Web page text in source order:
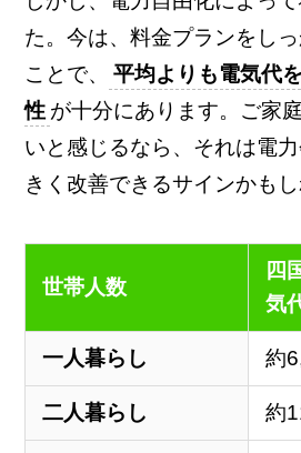
た。今は、料金プランをし
ことで、
平均よりも電気代
性 が十分にあります。ご家
いと感じるなら、それは電
きく改善できるサインかもし
世帯人数
四
気
一人暮らし 約
二人暮らし 約